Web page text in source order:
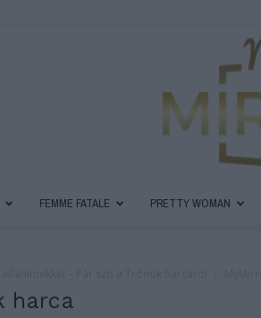
FEMME FATALE PRETTY WOMAN
harca